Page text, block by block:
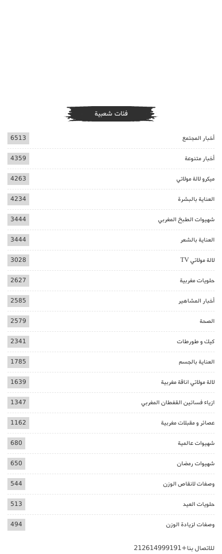
فئات شعبية
أخبار المجتمع 6513
أخبار متنوعة 4359
ميكرو لالة مولاتي 4263
العناية بالبشرة 4234
شهيوات الطبخ المغربي 3444
العناية بالشعر 3444
لالة مولاتي TV 3028
حلويات مغربية 2627
أخبار المشاهير 2585
الصحة 2579
كيك و طورطات 2341
العناية بالجسم 1785
لالة مولاتي اناقة مغربية 1639
ازياء فساتين القفطان المغربي 1347
عصائر و مقبلات مغربية 1162
شهيوات عالمية 680
شهيوات رمضان 650
وصفات لانقاص الوزن 544
حلويات العيد 513
وصفات لزيادة الوزن 494
للاتصال بنا+212614999191